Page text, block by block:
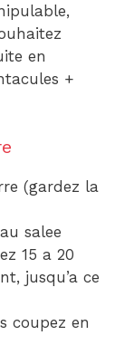
en
+
(gardez la
salee
15 a 20
jusqu’a ce
coupez en